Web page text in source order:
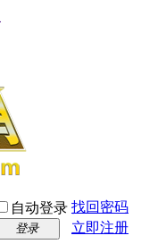
自动登录 找回密码
登录 立即注册